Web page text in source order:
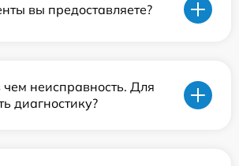
вы предоставляете?
неисправность. Для
диагностику?